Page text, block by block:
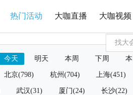
热门活动 大咖直播 大咖视频
今天 明天 本周 下周
北京(798) 杭州(704) 上海(451)
武汉(31) 厦门(24) 长沙(22)